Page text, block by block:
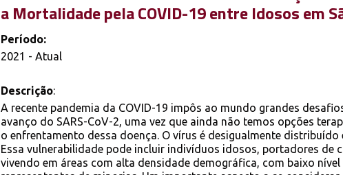
a Mortalidade pela COVID-19 entre Idosos em
Período:
2021 - Atual
Descrição:
A recente pandemia da COVID-19 impôs ao mundo grandes
avanço do SARS-CoV-2, uma vez que ainda não temos opções
o enfrentamento dessa doença. O vírus é desigualmente distribuído
Essa vulnerabilidade pode incluir indivíduos idosos, portadores de
vivendo em áreas com alta densidade demográfica, com baixo